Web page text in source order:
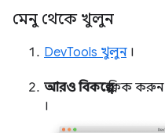
মেনু থেকে খুলুন
DevTools খুলুন।
আরও বিকল্পেক্লিক করুন
।